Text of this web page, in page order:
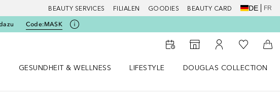
BEAUTY SERVICES FILIALEN GOODIES BEAUTY CARD DE FR
Code:MASK
Startseite
Zum Storefinder
Zu Meinem
Zu Meiner
GESUNDHEIT & WELLNESS
LIFESTYLE
DOUGLAS COLLECTION